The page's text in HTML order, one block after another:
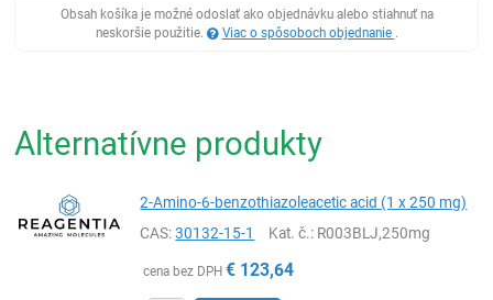
Obsah košíka je možné odoslať ako objednávku alebo stiahnuť na
neskoršie použitie.
Viac o spôsoboch objednanie .
Alternatívne produkty
2-Amino-6-benzothiazoleacetic acid (1 x 250 mg)
CAS:30132-15-1 Kat. č.: R003BLJ,250mg
cena bez DPH € 123,64